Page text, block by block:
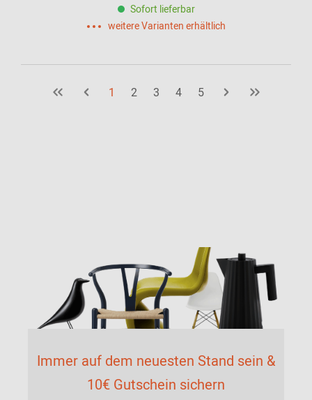
Sofort lieferbar
weitere Varianten erhältlich
1 2 3 4 5
Immer auf dem neuesten Stand sein &
10€ Gutschein sichern